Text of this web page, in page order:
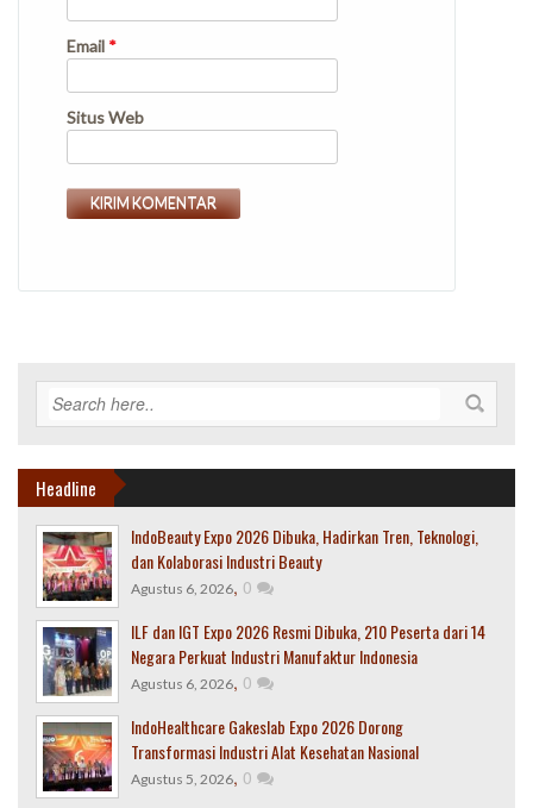
Email *
Situs Web
Headline
IndoBeauty Expo 2026 Dibuka, Hadirkan Tren, Teknologi,
dan Kolaborasi Industri Beauty
Agustus 6, 2026, 0
ILF dan IGT Expo 2026 Resmi Dibuka, 210 Peserta dari 14
Negara Perkuat Industri Manufaktur Indonesia
Agustus 6, 2026, 0
IndoHealthcare Gakeslab Expo 2026 Dorong
Transformasi Industri Alat Kesehatan Nasional
Agustus 5, 2026, 0